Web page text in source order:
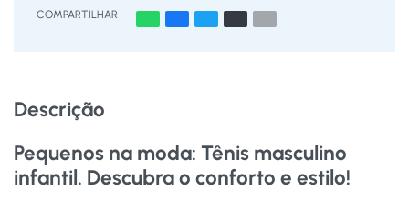
COMPARTILHAR
Descrição
Pequenos na moda: Tênis masculino
infantil. Descubra o conforto e estilo!